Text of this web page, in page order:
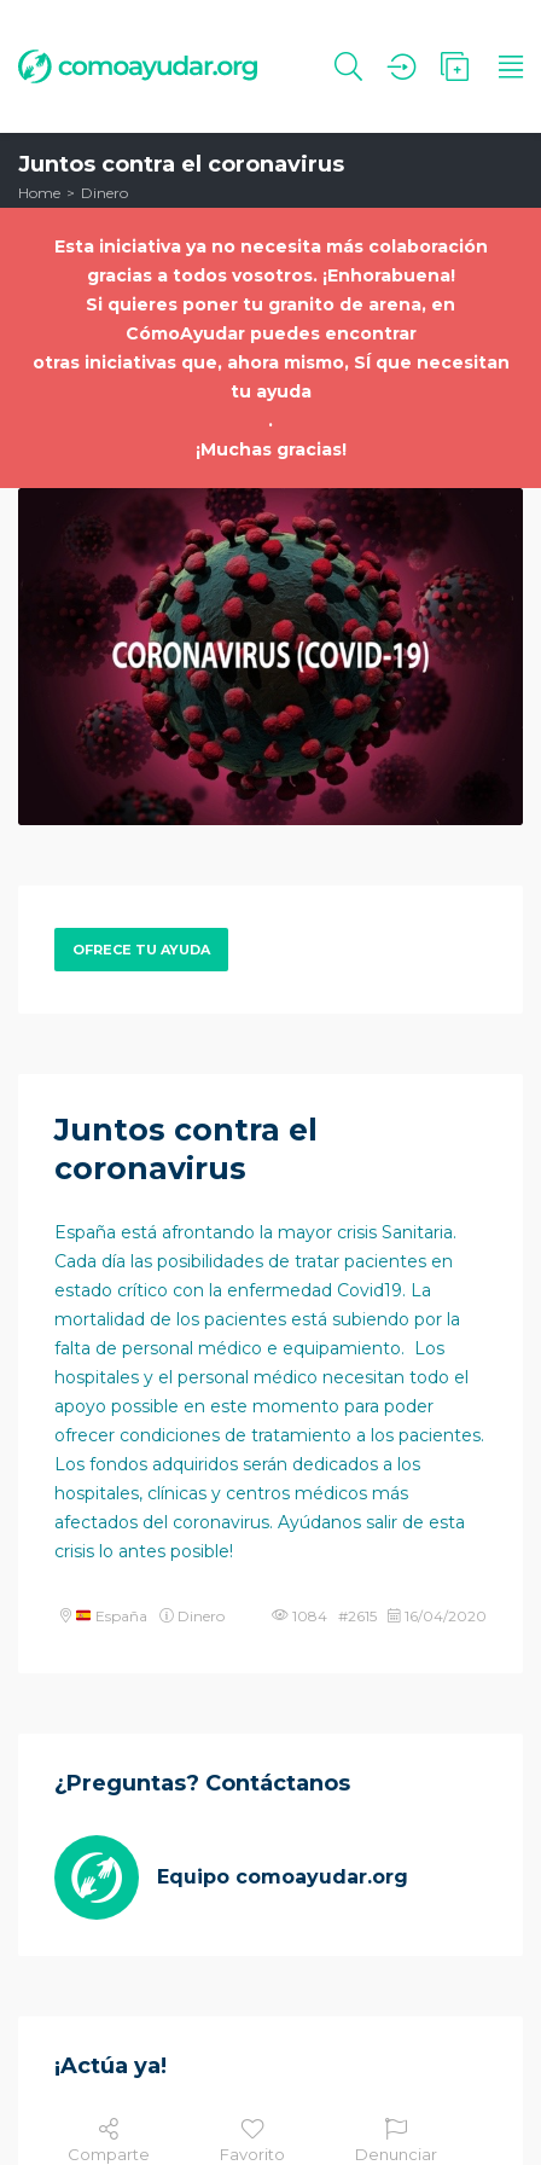
Juntos contra el coronavirus
Home Dinero
Esta iniciativa ya no necesita más colaboración
gracias a todos vosotros. ¡Enhorabuena!
Si quieres poner tu granito de arena, en
CómoAyudar puedes encontrar
otras iniciativas que, ahora mismo, SÍ que necesitan
tu ayuda
.
¡Muchas gracias!
OFRECE TU AYUDA
Juntos contra el
coronavirus
España está afrontando la mayor crisis Sanitaria.
Cada día las posibilidades de tratar pacientes en
estado crítico con la enfermedad Covid19. La
mortalidad de los pacientes está subiendo por la
falta de personal médico e equipamiento. Los
hospitales y el personal médico necesitan todo el
apoyo possible en este momento para poder
ofrecer condiciones de tratamiento a los pacientes.
Los fondos adquiridos serán dedicados a los
hospitales, clínicas y centros médicos más
afectados del coronavirus. Ayúdanos salir de esta
crisis lo antes posible!
España Dinero 1084 #2615 16/04/2020
¿Preguntas? Contáctanos
Equipo comoayudar.org
¡Actúa ya!
Comparte Favorito Denunciar